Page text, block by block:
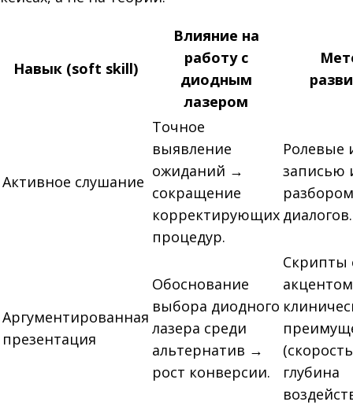
Навык (soft skill)
Влияние на
работу с
диодным
лазером
Активное слушание
Точное
выявление
ожиданий →
сокращение
корректирующих
процедур.
Ролевые
записью
разбором
диалогов.
Аргументированная
презентация
Обоснование
выбора диодного
лазера среди
альтернатив →
рост конверсии.
Скрипты
глубина